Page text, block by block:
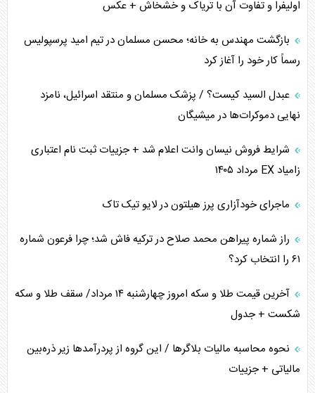
اوکراین بازوی مخرب آمریکا در غرب آسیا
اهمیت راهبردی اردن برای آمریکا
پیام، ظرفیت بالفعل‌نشده تجارت ایران
همسویی عربستان با سنتکام علیه متحدان ایران
اولیفرا و تفاوت آن با تریاک و خشخاش + عکس
بازگشت مهندس به خانه؛ محسن مسلمان در تیم امید پرسپولیس
رسماً کار خود را آغاز کرد
عبدل السید کیست؟ / پزشک مسلمان و منتقد اسرائیل، نامزد
نهایی دموکرات‌ها در میشیگان
شرایط فروش نیسان وانت اعلام شد + جزییات ثبت نام اعتباری
زامیاد EX مرداد ۱۴۰۵
ماجرای خودآزاری پرز هیلتون در لایو تیک تاک
راز شماره پیراهن محمد صلاح در ترکیه فاش شد؛ چرا فرعون شماره
۶۱ را انتخاب کرد؟
آخرین قیمت طلا و سکه امروز چهارشنبه ۱۴ مرداد/ سقف طلا و سکه
شکست + جدول
نحوه محاسبه مالیات بلاگر‌ها / این گروه از پردرآمد‌ها زیر ذره‌بین
مالیاتی + جزییات